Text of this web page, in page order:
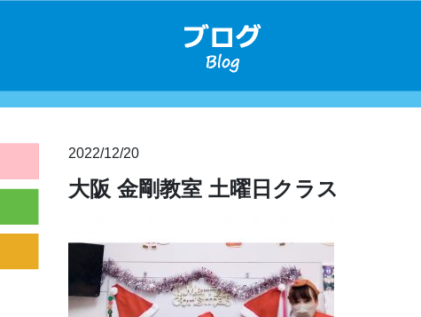
2022/12/20
大阪 金剛教室 土曜日クラス